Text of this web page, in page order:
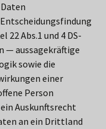
Abs.1 und 4 DS-
— aussagekräftige
sowie die
einer
Person
Auskunftsrecht
an ein Drittland